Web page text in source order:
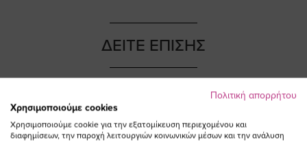
ΔΕΙΤΕ ΕΠΙΣΗΣ
Πολιτική απορρήτου
Χρησιμοποιούμε cookies
Χρησιμοποιούμε cookie για την εξατομίκευση περιεχομένου και
διαφημίσεων, την παροχή λειτουργιών κοινωνικών μέσων και την ανάλυση